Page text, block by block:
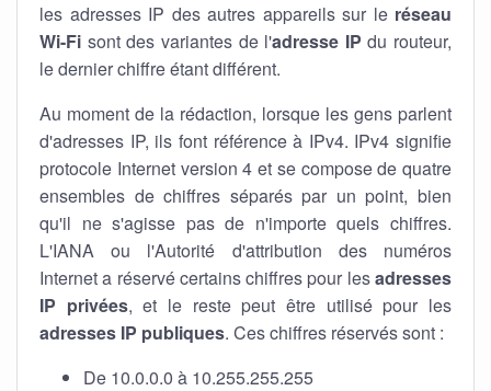
les adresses IP des autres appareils sur le réseau
Wi-Fi sont des variantes de l'adresse IP du routeur,
le dernier chiffre étant différent.
Au moment de la rédaction, lorsque les gens parlent
d'adresses IP, ils font référence à IPv4. IPv4 signifie
protocole Internet version 4 et se compose de quatre
ensembles de chiffres séparés par un point, bien
qu'il ne s'agisse pas de n'importe quels chiffres.
L'IANA ou l'Autorité d'attribution des numéros
Internet a réservé certains chiffres pour lesadresses
IP privées, et le reste peut être utilisé pour les
adresses IP publiques. Ces chiffres réservés sont :
De 10.0.0.0 à 10.255.255.255